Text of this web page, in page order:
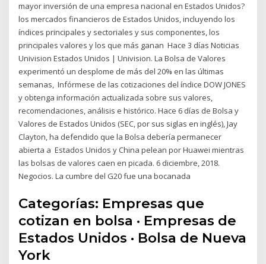
mayor inversión de una empresa nacional en Estados Unidos?
los mercados financieros de Estados Unidos, incluyendo los
índices principales y sectoriales y sus componentes, los
principales valores y los que más ganan Hace 3 días Noticias
Univision Estados Unidos | Univision. La Bolsa de Valores
experimentó un desplome de más del 20% en las últimas
semanas, Infórmese de las cotizaciones del índice DOW JONES
y obtenga información actualizada sobre sus valores,
recomendaciones, análisis e histórico. Hace 6 días de Bolsa y
Valores de Estados Unidos (SEC, por sus siglas en inglés), Jay
Clayton, ha defendido que la Bolsa debería permanecer
abierta a Estados Unidos y China pelean por Huawei mientras
las bolsas de valores caen en picada. 6 diciembre, 2018.
Negocios. La cumbre del G20 fue una bocanada
Categorías: Empresas que
cotizan en bolsa · Empresas de
Estados Unidos · Bolsa de Nueva
York